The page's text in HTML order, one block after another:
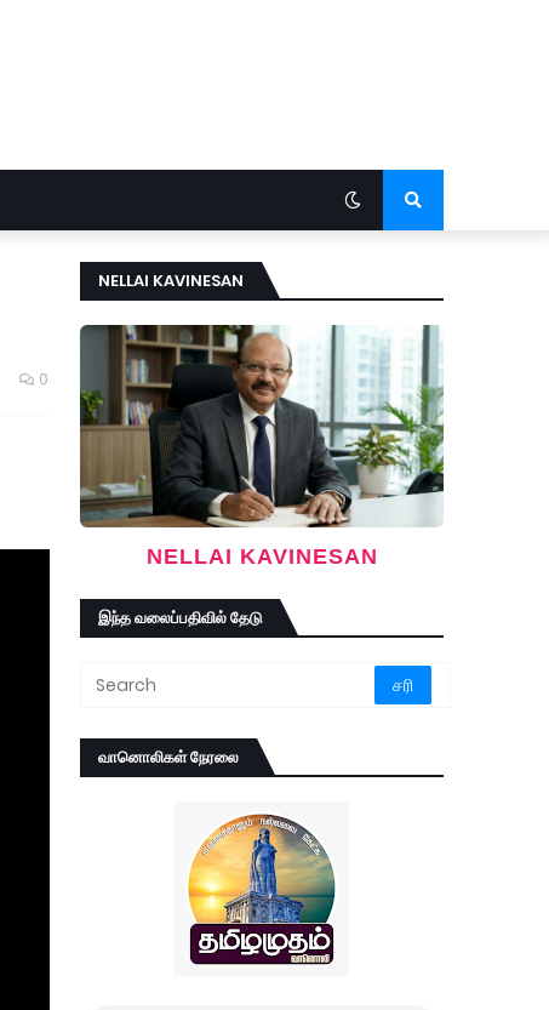
0
NELLAI KAVINESAN
NELLAI KAVINESAN
இந்த வலைப்பதிவில் தேடு
வானொலிகள் நேரலை